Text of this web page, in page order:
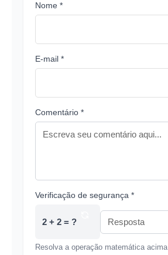
Nome *
E-mail *
Comentário *
Verificação de segurança *
2 + 2 = ?
Resolva a operação matemática acima